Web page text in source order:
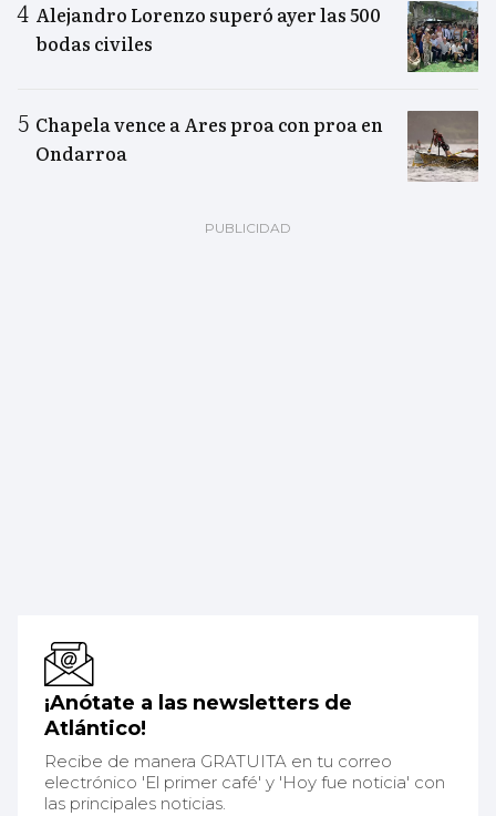
Alejandro Lorenzo superó ayer las 500
bodas civiles
Chapela vence a Ares proa con proa en
Ondarroa
¡Anótate a las newsletters de
Atlántico!
Recibe de manera GRATUITA en tu correo
electrónico 'El primer café' y 'Hoy fue noticia' con
las principales noticias.